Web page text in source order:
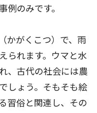
例のみです。
かがくこつ）で、雨
られます。ウマと水
、古代の社会には農
しょう。そもそも絵
習俗と関連し、その